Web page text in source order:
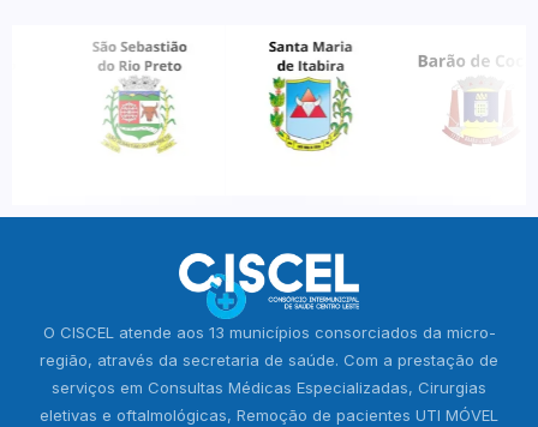
O CISCEL atende aos 13 municípios consorciados da micro-
região, através da secretaria de saúde. Com a prestação de
serviços em Consultas Médicas Especializadas, Cirurgias
eletivas e oftalmológicas, Remoção de pacientes UTI MÓVEL